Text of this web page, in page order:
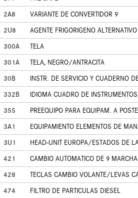
2A8
VARIANTE DE CONVERTIDOR 9
2U8
AGENTE FRIGORIGENO ALTERNATIVO
300A
TELA
301A
TELA, NEGRO/ANTRACITA
30B
INSTR. DE SERVICIO Y CUADERNO
332B
IDIOMA CUADRO DE
355
PREEQUIPO PARA EQUIPAM. A
3A1
EQUIPAMIENTO ELEMENTOS DE
3U1
HEAD-UNIT EUROPA/ESTADOS DE
421
CAMBIO AUTOMATICO DE 9
428
TECLAS CAMBIO VOLANTE/LEVAS
474
FILTRO DE PARTICULAS DIESEL